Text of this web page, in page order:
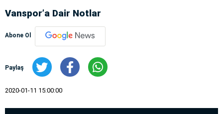
Vanspor’a Dair Notlar
Abone Ol
Paylaş
2020-01-11 15:00:00